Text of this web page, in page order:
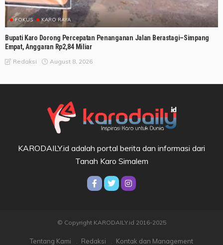
FOKUS KARO RAYA
Bupati Karo Dorong Percepatan Penanganan Jalan Berastagi–Simpang
Empat, Anggaran Rp2,84 Miliar
Redaksi August 8, 2026
KARODAILY.id adalah portal berita dan informasi dari
Tanah Karo Simalem
© Copyright KARODAILY.id 2016-2025
Tentang Kami Redaksi Kontak dan Management